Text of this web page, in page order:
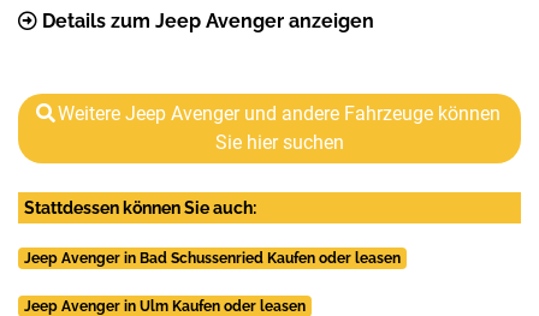
Details zum Jeep Avenger anzeigen
Weitere Jeep Avenger und andere Fahrzeuge können
Sie hier suchen
Stattdessen können Sie auch:
Jeep Avenger in Bad Schussenried Kaufen oder leasen
Jeep Avenger in Ulm Kaufen oder leasen